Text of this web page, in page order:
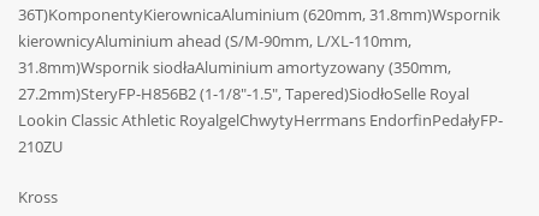
36T)KomponentyKierownicaAluminium (620mm, 31.8mm)Wspornik
kierownicyAluminium ahead (S/M-90mm, L/XL-110mm,
31.8mm)Wspornik siodłaAluminium amortyzowany (350mm,
27.2mm)SteryFP-H856B2 (1-1/8″-1.5″, Tapered)SiodłoSelle Royal
Lookin Classic Athletic RoyalgelChwytyHerrmans EndorfinPedałyFP-
210ZU
Kross